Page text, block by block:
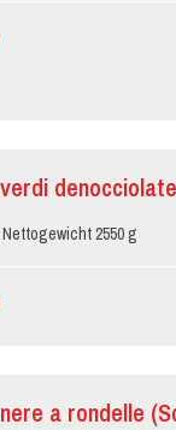
2550 g
a rondelle